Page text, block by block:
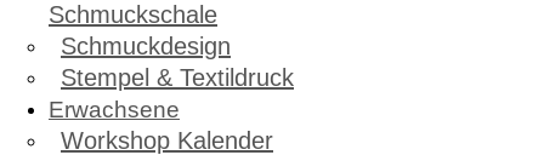
Schmuckschale
Schmuckdesign
Stempel & Textildruck
Erwachsene
Workshop Kalender